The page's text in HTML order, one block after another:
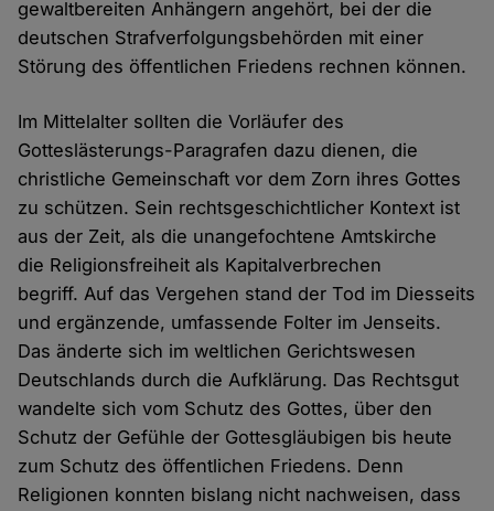
gewaltbereiten Anhängern angehört, bei der die
deutschen Strafverfolgungsbehörden mit einer
Störung des öffentlichen Friedens rechnen können.
Im Mittelalter sollten die Vorläufer des
Gotteslästerungs-Paragrafen dazu dienen, die
christliche Gemeinschaft vor dem Zorn ihres Gottes
zu schützen. Sein rechtsgeschichtlicher Kontext ist
aus der Zeit, als die unangefochtene Amtskirche
die Religionsfreiheit als Kapitalverbrechen
begriff. Auf das Vergehen stand der Tod im Diesseits
und ergänzende, umfassende Folter im Jenseits.
Das änderte sich im weltlichen Gerichtswesen
Deutschlands durch die Aufklärung. Das Rechtsgut
wandelte sich vom Schutz des Gottes, über den
Schutz der Gefühle der Gottesgläubigen bis heute
zum Schutz des öffentlichen Friedens. Denn
Religionen konnten bislang nicht nachweisen, dass